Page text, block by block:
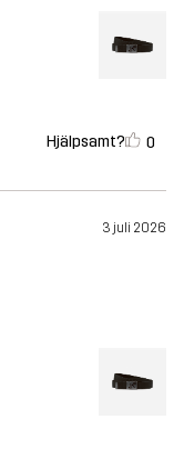
Hjälpsamt? 0
3 juli 2026